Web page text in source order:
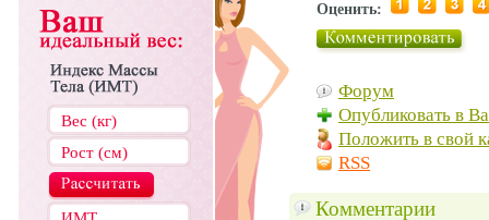
Оценить:
Форум
Опубликовать в
Положить в свой
RSS
Комментарии